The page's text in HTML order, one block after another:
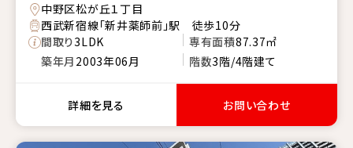
中野区松が丘１丁目
西武新宿線「新井薬師前」駅 徒歩10分
間取り3LDK 専有面積87.37㎡
築年月 2003年06月 階数3階/4階建て
詳細を見る お問い合わせ